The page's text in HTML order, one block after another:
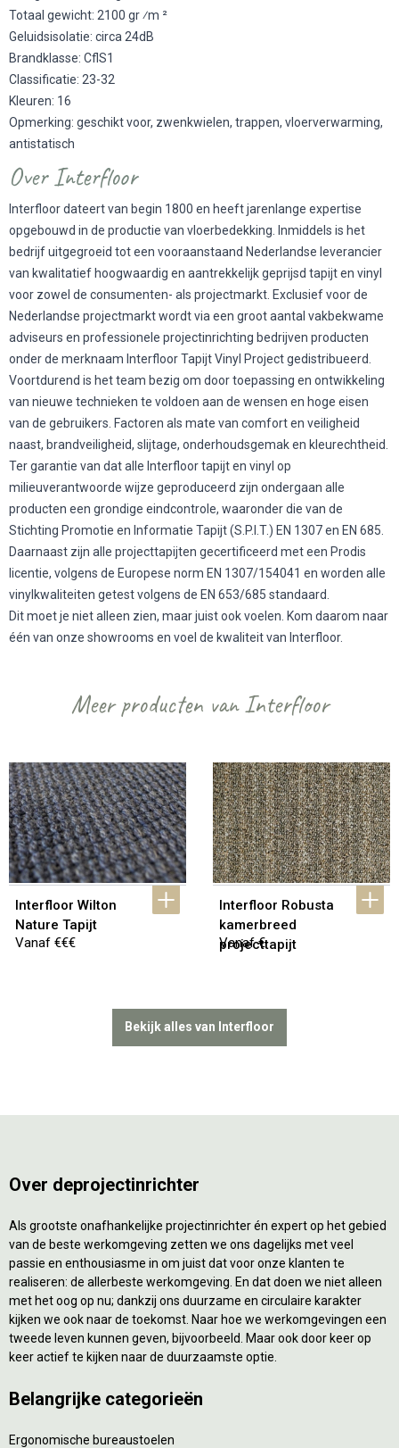
Totaal gewicht: 2100 gr ⁄m ²
Geluidsisolatie: circa 24dB
Brandklasse: CflS1
Classificatie: 23-32
Kleuren: 16
Opmerking: geschikt voor, zwenkwielen, trappen, vloerverwarming,
antistatisch
Over Interfloor
Interfloor dateert van begin 1800 en heeft jarenlange expertise
opgebouwd in de productie van vloerbedekking. Inmiddels is het
bedrijf uitgegroeid tot een vooraanstaand Nederlandse leverancier
van kwalitatief hoogwaardig en aantrekkelijk geprijsd tapijt en vinyl
voor zowel de consumenten- als projectmarkt. Exclusief voor de
Nederlandse projectmarkt wordt via een groot aantal vakbekwame
adviseurs en professionele projectinrichting bedrijven producten
onder de merknaam Interfloor Tapijt Vinyl Project gedistribueerd.
Voortdurend is het team bezig om door toepassing en ontwikkeling
van nieuwe technieken te voldoen aan de wensen en hoge eisen
van de gebruikers. Factoren als mate van comfort en veiligheid
naast, brandveiligheid, slijtage, onderhoudsgemak en kleurechtheid.
Ter garantie van dat alle Interfloor tapijt en vinyl op
milieuverantwoorde wijze geproduceerd zijn ondergaan alle
producten een grondige eindcontrole, waaronder die van de
Stichting Promotie en Informatie Tapijt (S.P.I.T.) EN 1307 en EN 685.
Daarnaast zijn alle projecttapijten gecertificeerd met een Prodis
licentie, volgens de Europese norm EN 1307/154041 en worden alle
vinylkwaliteiten getest volgens de EN 653/685 standaard.
Dit moet je niet alleen zien, maar juist ook voelen. Kom daarom naar
één van onze showrooms en voel de kwaliteit van Interfloor.
Meer producten van Interfloor
Interfloor Wilton
Nature Tapijt
Vanaf €€€
Interfloor Robusta
kamerbreed
projecttapijt
Vanaf €
Bekijk alles van Interfloor
Over deprojectinrichter
Als grootste onafhankelijke projectinrichter én expert op het gebied
van de beste werkomgeving zetten we ons dagelijks met veel
passie en enthousiasme in om juist dat voor onze klanten te
realiseren: de allerbeste werkomgeving. En dat doen we niet alleen
met het oog op nu; dankzij ons duurzame en circulaire karakter
kijken we ook naar de toekomst. Naar hoe we werkomgevingen een
tweede leven kunnen geven, bijvoorbeeld. Maar ook door keer op
keer actief te kijken naar de duurzaamste optie.
Belangrijke categorieën
Ergonomische bureaustoelen